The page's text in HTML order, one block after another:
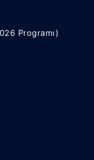
Programı)